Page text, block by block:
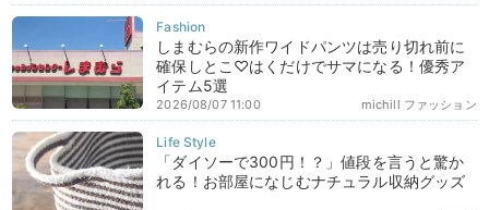
しまむらの新作ワイドパンツは売り切れ前に
確保しとこ♡はくだけでサマになる！優秀ア
イテム5選
michill ファッション
2026/08/07 11:00
「ダイソーで300円！？」値段を言うと驚か
れる！お部屋になじむナチュラル収納グッズ